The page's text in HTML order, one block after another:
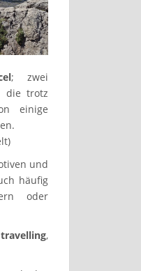
; zwei
die trotz
einige
und
häufig
oder
,